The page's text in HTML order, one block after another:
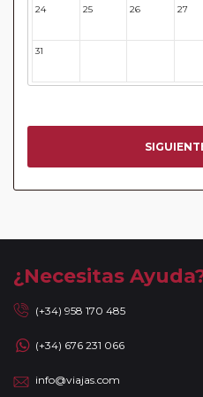
viajen al REINO UNIDO
AUTORIZACIÓN
este requisito y cómo realizar
https://www.gov.uk/guidance/
Circuitos con Avión
tienen vuelos internos
reserva y emitido el billete,
o un nombre incompleto,
billete emitido y la necesidad
generados de cancelación y
plazas en los mismos vuelos
24 25 26 27
31
¿Necesitas
(+34) 958 170 485
(+34) 676 231 066
info@viajas.com